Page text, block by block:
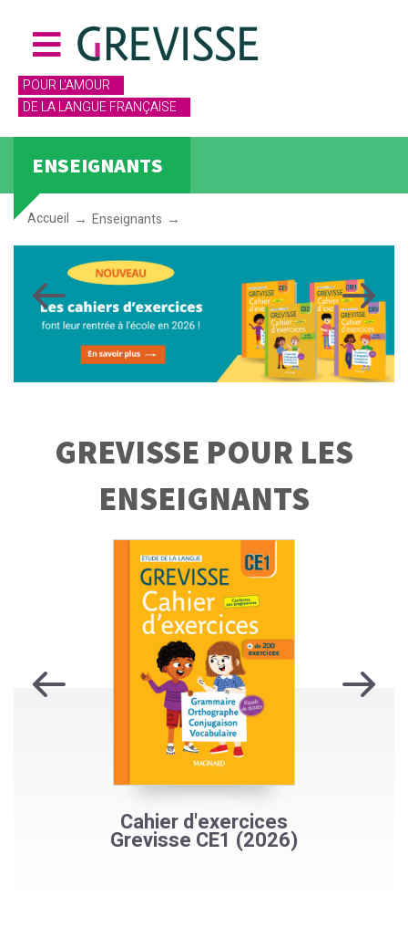
POUR L'AMOUR
DE LA LANGUE FRANÇAISE
ENSEIGNANTS
Accueil Enseignants
Previous Next
GREVISSE POUR LES
ENSEIGNANTS
Previous
Cahier d'exercices
Grevisse CE1 (2026)
Next